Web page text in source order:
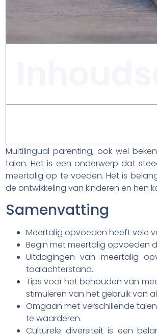
Multilingual parenting, ook wel
talen. Het is een onderwerp dat
meertalig op te voeden. Het is
de ontwikkeling van kinderen en hen
Samenvatting
Meertalig opvoeden heeft vele
Begin met meertalig opvoeden
Uitdagingen van meertalig
taalachterstand.
Tips voor het behouden van
stimuleren van het gebruik van
Omgaan met verschillende
te waarderen.
Culturele diversiteit is een